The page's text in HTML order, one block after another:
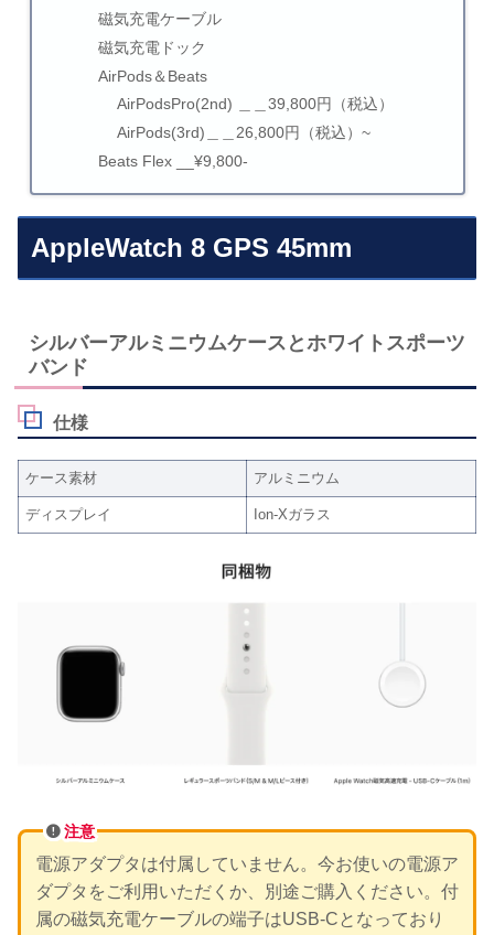
磁気充電ケーブル
磁気充電ドック
AirPods＆Beats
AirPodsPro(2nd) ＿＿39,800円（税込）
AirPods(3rd)＿＿26,800円（税込）~
Beats Flex __¥9,800-
AppleWatch 8 GPS 45mm
シルバーアルミニウムケースとホワイトスポーツ
バンド
仕様
ケース素材 アルミニウム
ディスプレイ Ion-Xガラス
注意
電源アダプタは付属していません。今お使いの電源ア
ダプタをご利用いただくか、別途ご購入ください。付
属の磁気充電ケーブルの端子はUSB-Cとなっており